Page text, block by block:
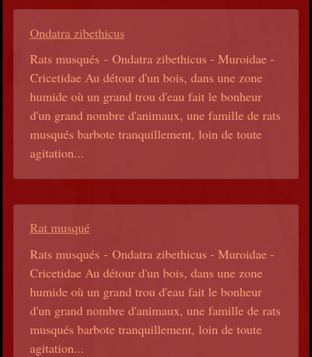
Ondatra zibethicus
Rats musqués - Ondatra zibethicus - Muroidae -
Cricetidae Au détour d'un bois, dans une zone
humide où un grand trou d'eau fait le bonheur
d'un grand nombre d'animaux, une famille de rats
musqués barbote tranquillement, loin de toute
agitation...
Rat musqué
Rats musqués - Ondatra zibethicus - Muroidae -
Cricetidae Au détour d'un bois, dans une zone
humide où un grand trou d'eau fait le bonheur
d'un grand nombre d'animaux, une famille de rats
musqués barbote tranquillement, loin de toute
agitation...